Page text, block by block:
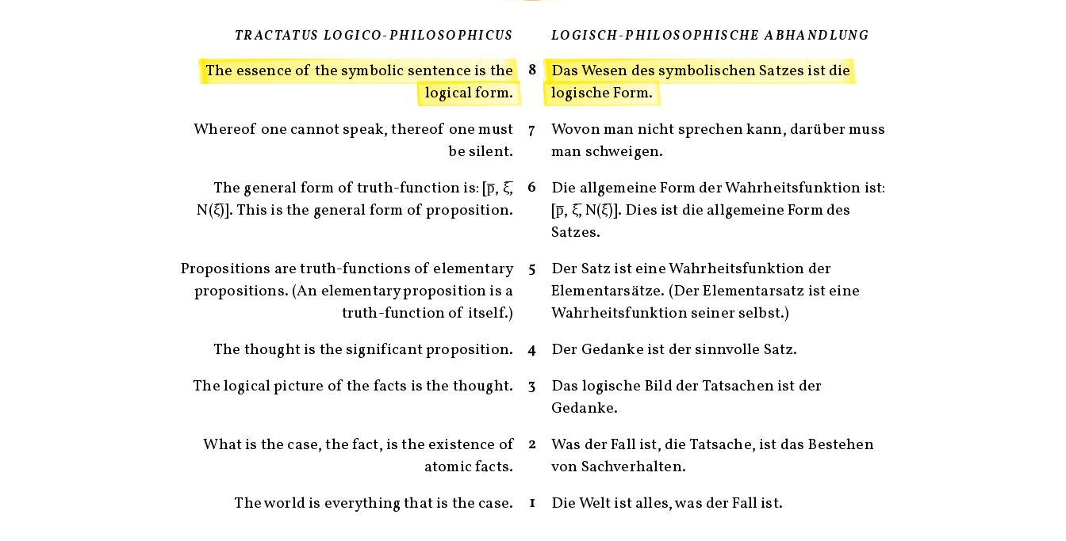
TRACTATUS LOGICO-PHILOSOPHICUS LOGISCH-PHILOSOPHISCHE ABHANDLUNG
The essence of the symbolic sentence is the
logical form.
8
Das Wesen des symbolischen Satzes ist die
logische Form.
Whereof one cannot speak, thereof one must
be silent.
7
Wovon man nicht sprechen kann, darüber muss
man schweigen.
The general form of truth-function is: [p̅, ξ̅,
N(ξ̅)]. This is the general form of proposition.
6
Die allgemeine Form der Wahrheitsfunktion ist:
[p̅, ξ̅, N(ξ̅)]. Dies ist die allgemeine Form des
Satzes.
Propositions are truth-functions of elementary
propositions. (An elementary proposition is a
truth-function of itself.)
5
Der Satz ist eine Wahrheitsfunktion der
Elementarsätze. (Der Elementarsatz ist eine
Wahrheitsfunktion seiner selbst.)
The thought is the significant proposition.
4
Der Gedanke ist der sinnvolle Satz.
The logical picture of the facts is the thought.
3
Das logische Bild der Tatsachen ist der
Gedanke.
What is the case, the fact, is the existence of
atomic facts.
2
Was der Fall ist, die Tatsache, ist das Bestehen
von Sachverhalten.
The world is everything that is the case.
1 Die Welt ist alles, was der Fall ist.